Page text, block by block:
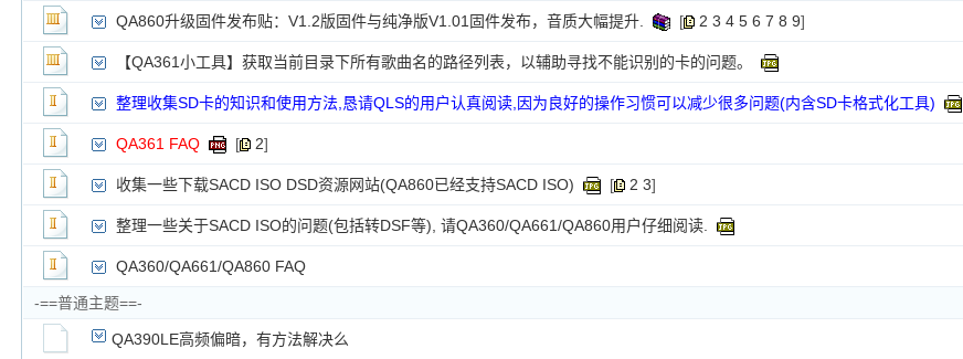
QA860升级固件发布贴：V1.2版固件与纯净版V1.01固件发布，音质大幅提升.
[ 2 3 4 5 6 7 8 9]
【QA361小工具】获取当前目录下所有歌曲名的路径列表，以辅助寻找不能识别的卡的问题。
整理收集SD卡的知识和使用方法,恳请QLS的用户认真阅读,因为良好的操作习惯可以减少很多问题(内含SD卡格式化工具)
QA361 FAQ
[ 2]
收集一些下载SACD ISO DSD资源网站(QA860已经支持SACD ISO)
[ 2 3]
整理一些关于SACD ISO的问题(包括转DSF等), 请QA360/QA661/QA860用户仔细阅读.
QA360/QA661/QA860 FAQ
-==普通主题==-
QA390LE高频偏暗，有方法解决么